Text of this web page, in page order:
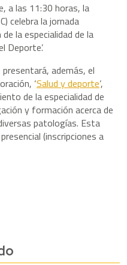
a las 11:30 horas, la
celebra la jornada
la especialidad de la
Deporte’.
además, el
‘Salud y deporte‘,
de la especialidad de
y formación acerca de
patologías. Esta
(inscripciones a